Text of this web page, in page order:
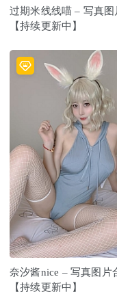
过期米线线喵 – 写真图
【持续更新中】
奈汐酱nice – 写真图片
【持续更新中】